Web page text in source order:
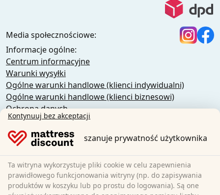
Media społecznościowe:
Informacje ogólne:
Centrum informacyjne
Warunki wysyłki
Ogólne warunki handlowe (klienci indywidualni)
Ogólne warunki handlowe (klienci biznesowi)
Ochrona danych
Pliki cookie
Polityka anulowania
Nadruk
Odstąpienie od umowy
Sleezzz GmbH
Kontynuuj bez akceptacji
szanuje prywatność użytkownika
Ta witryna wykorzystuje pliki cookie w celu zapewnienia
prawidłowego funkcjonowania witryny (np. do zapisywania
produktów w koszyku lub po prostu do logowania). Są one